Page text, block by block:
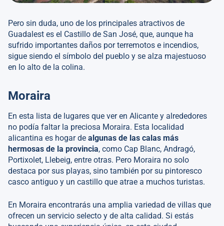
Pero sin duda, uno de los principales atractivos de
Guadalest es el Castillo de San José, que, aunque ha
sufrido importantes daños por terremotos e incendios,
sigue siendo el símbolo del pueblo y se alza majestuoso
en lo alto de la colina.
Moraira
En esta lista de lugares que ver en Alicante y alrededores
no podía faltar la preciosa Moraira. Esta localidad
alicantina es hogar de algunas de las calas más
hermosas de la provincia, como Cap Blanc, Andragó,
Portixolet, Llebeig, entre otras. Pero Moraira no solo
destaca por sus playas, sino también por su pintoresco
casco antiguo y un castillo que atrae a muchos turistas.
En Moraira encontrarás una amplia variedad de villas que
ofrecen un servicio selecto y de alta calidad. Si estás